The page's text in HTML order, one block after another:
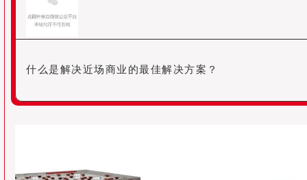
什么是解决近场商业的最佳解决方案？